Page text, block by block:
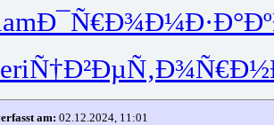
Ð¯Ñ€Ð¾Ð¼
Ñ†Ð²ÐµÑ‚
am: 02.12.2024, 11:01